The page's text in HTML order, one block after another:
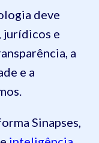
deve
jurídicos e
a
e a
Sinapses,